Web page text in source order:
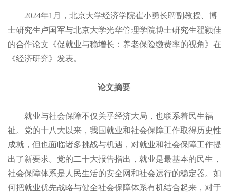
2024年1月，北京大学经济学院崔小勇长聘副教授、博
士研究生卢国军与北京大学光华管理学院博士研究生翟颖佳
的合作论文《促就业与稳增长：养老保险缴费率的视角》在
《经济研究》发表。
论文摘要
就业与社会保障不仅关乎经济大局，也联系着民生福
祉。党的十八大以来，我国就业和社会保障工作取得历史性
成就，但也面临诸多挑战与机遇，对就业和社会保障工作提
出了新要求。党的二十大报告指出，就业是最基本的民生，
社会保障体系是人民生活的安全网和社会运行的稳定器。如
何把就业优先战略与健全社会保障体系有机结合起来，对于